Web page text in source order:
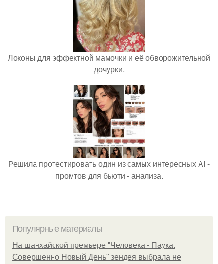
Локоны для эффектной мамочки и её обворожительной
дочурки.
Решила протестировать один из самых интересных AI -
промтов для бьюти - анализа.
Популярные материалы
На шанхайской премьере "Человека - Паука:
Совершенно Новый День" зендея выбрала не